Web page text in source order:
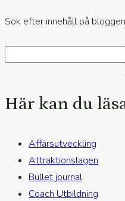
Sök efter innehåll på bloggen
Här kan du
Affärsutveckling
Attraktionslagen
Bullet journal
Coach Utbildning